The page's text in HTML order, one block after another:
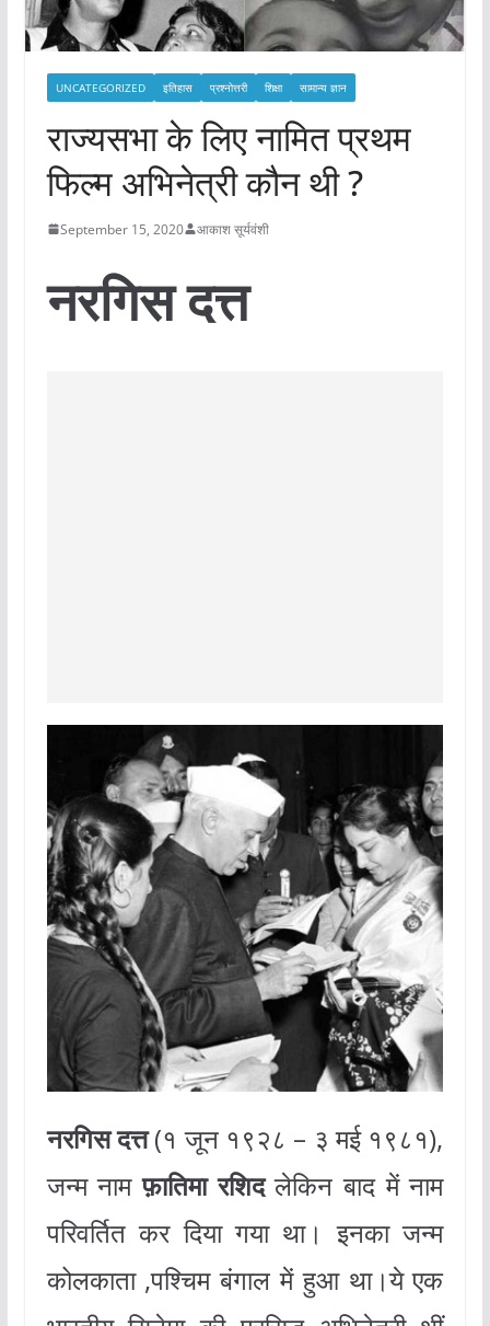
UNCATEGORIZED इतिहास प्रश्नोत्तरी शिक्षा सामान्य ज्ञान
राज्यसभा के लिए नामित प्रथम
फिल्म अभिनेत्री कौन थी ?
September 15, 2020 आकाश सूर्यवंशी
नरगिस दत्त
नरगिस दत्त(१ जून १९२८ – ३ मई १९८१),
जन्म नामफ़ातिमा रशिदलेकिन बाद में नाम
परिवर्तित कर दिया गया था। इनका जन्म
कोलकाता ,पश्चिम बंगाल में हुआ था।ये एक